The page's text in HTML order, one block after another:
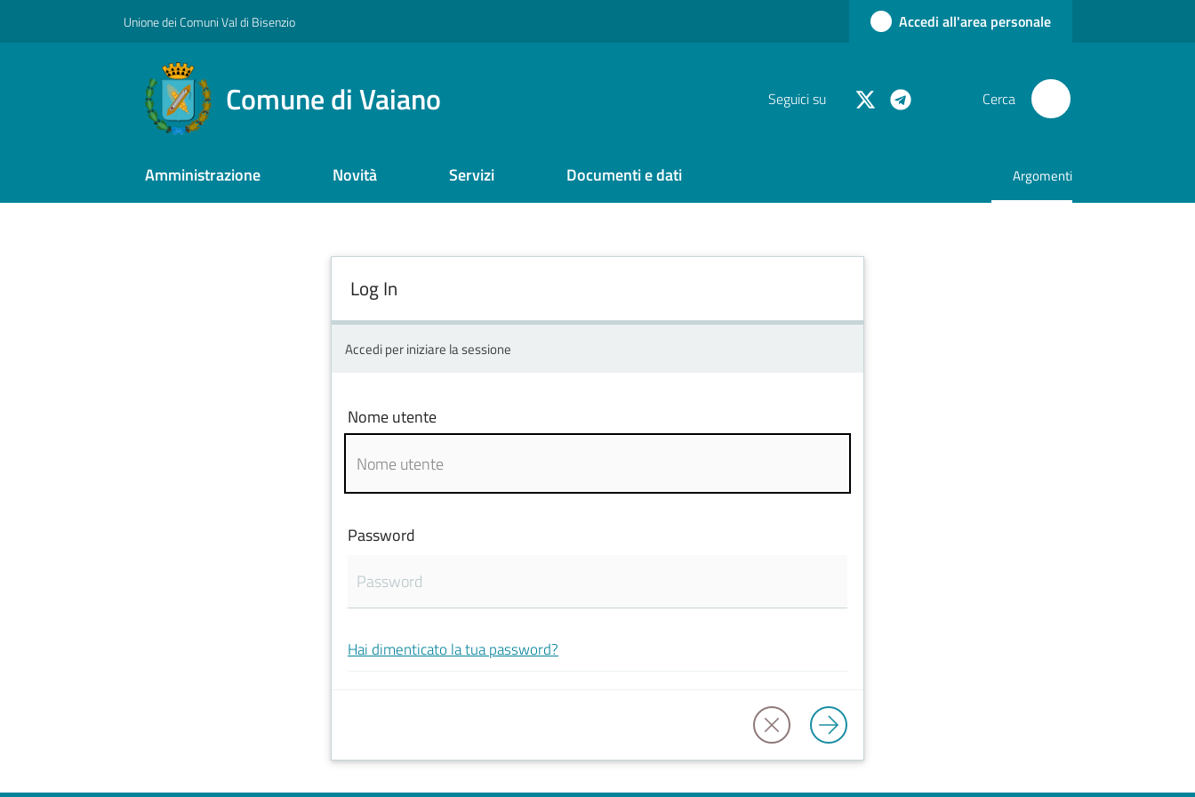
Unione dei Comuni Val di Bisenzio Accedi all'area personale
Comune di Vaiano Seguici su Cerca
Amministrazione Novità Servizi Documenti e dati Argomenti
Menu selezionato
Log In
Accedi per iniziare la sessione
Nome utente
Password
Hai dimenticato la tua password?